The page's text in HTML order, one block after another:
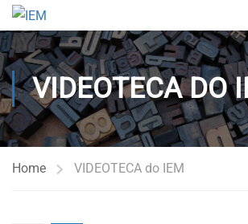
VIDEOTECA DO
Home VIDEOTECA do IEM